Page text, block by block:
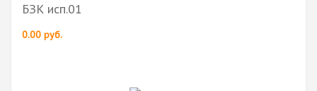
БЗК исп.01
0.00 руб.